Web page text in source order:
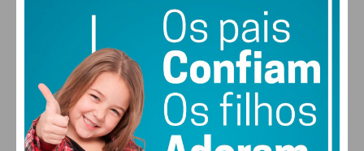
30°
SEX
28
SÁB
27
DOM
29
SEG